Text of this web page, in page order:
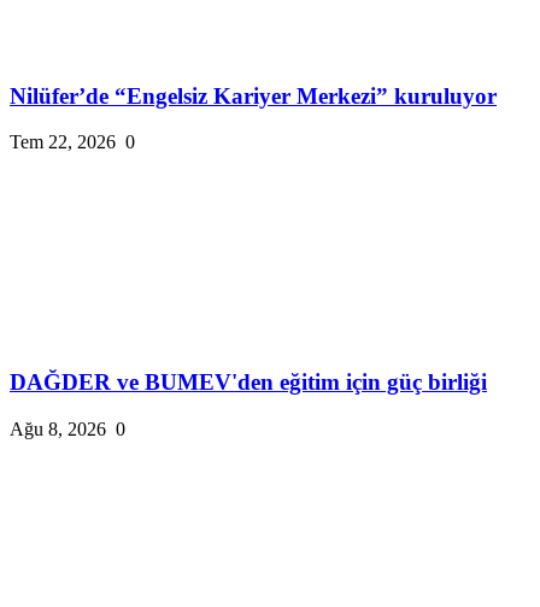
Nilüfer’de “Engelsiz Kariyer Merkezi” kuruluyor
Tem 22, 2026 0
DAĞDER ve BUMEV'den eğitim için güç birliği
Ağu 8, 2026 0